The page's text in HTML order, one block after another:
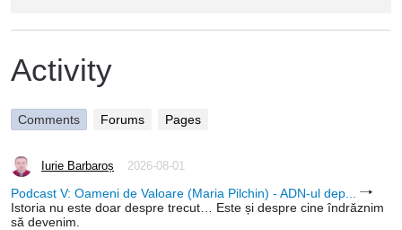
Activity
Comments Forums Pages
Iurie Barbaroș 2026-08-01
Podcast V: Oameni de Valoare (Maria Pilchin) - ADN-ul dep...
Istoria nu este doar despre trecut… Este și despre cine îndrăznim
să devenim.